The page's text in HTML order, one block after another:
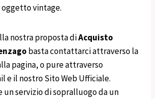
vintage.
nostra proposta diAcquisto
basta contattarci attraverso la
pagina, o pure attraverso
e il nostro Sito Web Ufficiale.
un servizio di sopralluogo da un